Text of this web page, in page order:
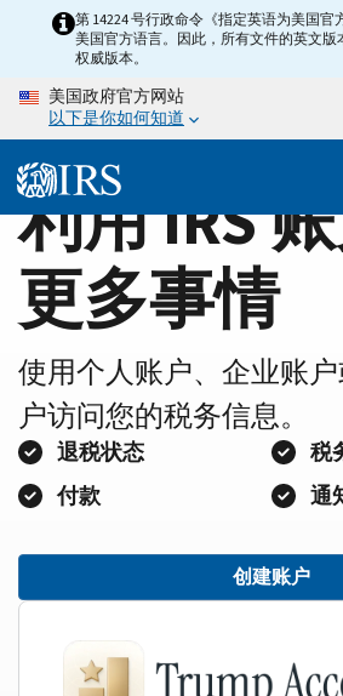
content
Home第 14224 号行政命令《指定英语为美国官
美国官方语言。因此，所有文件的英文版
权威版本。
美国政府官方网站
以下是你如何知道
利用 IRS
更多事情
使用个人账户、企业账
户访问您的税务信息。
退税状态
税
付款
通
创建账户